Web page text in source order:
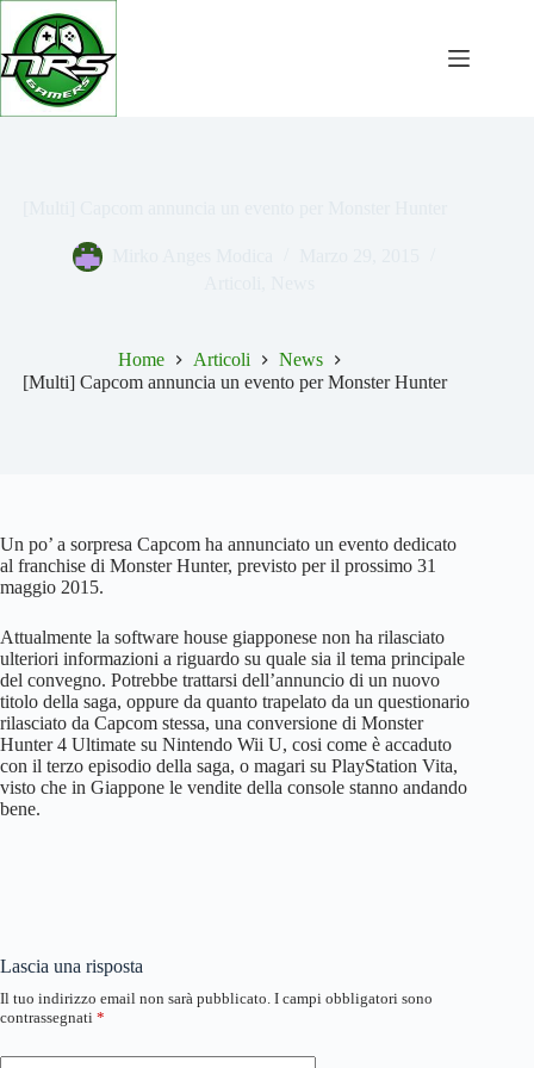
Salta
contenuto
Home Articoli
News
[Multi] Capcom annuncia un evento per Monster Hunter
Un po’ a sorpresa Capcom ha annunciato un evento dedicato
al franchise di Monster Hunter, previsto per il prossimo 31
maggio 2015.
Attualmente la software house giapponese non ha rilasciato
ulteriori informazioni a riguardo su quale sia il tema principale
del convegno. Potrebbe trattarsi dell’annuncio di un nuovo
titolo della saga, oppure da quanto trapelato da un questionario
rilasciato da Capcom stessa, una conversione di Monster
Hunter 4 Ultimate su Nintendo Wii U, cosi come è accaduto
con il terzo episodio della saga, o magari su PlayStation Vita,
visto che in Giappone le vendite della console stanno andando
bene.
Lascia una risposta
Il tuo indirizzo email non sarà pubblicato. I campi obbligatori sono
contrassegnati *